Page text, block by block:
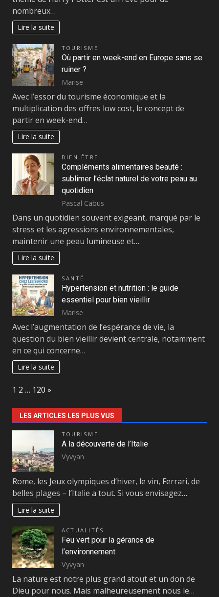
nombreux…
Lire la suite
TOURISME
Où partir en week-end en Europe sans se
ruiner ?
Marise
Avec l’essor du tourisme économique et la
multiplication des offres low cost, le concept de
partir en week-end…
Lire la suite
BIEN-ÊTRE
Compléments alimentaires beauté :
sublimer l’éclat naturel de votre peau au
quotidien
Pascal Cabus
Dans un quotidien souvent exigeant, marqué par le
stress et les agressions environnementales,
maintenir une peau lumineuse et…
Lire la suite
SANTÉ
Hypertension et nutrition : le guide
essentiel pour bien vieillir
Marise
Avec l’augmentation de l’espérance de vie, la
question du bien vieillir devient centrale, notamment
en ce qui concerne…
Lire la suite
Page:
1 2 … 120 Next
»
LES ARTICLES LES PLUS VUS
TOURISME
A la découverte de l’Italie
Vyvyan
Rome, les Jeux olympiques d’hiver, le vin, Ferrari, de
belles plages – l’Italie a tout. Si vous envisagez…
Lire la suite
ACTUALITÉS
Feu vert pour la gérance de
l’environnement
Vyvyan
La nature est notre plus grand atout et un don de
Dieu pour nous. Mais malheureusement nous le…